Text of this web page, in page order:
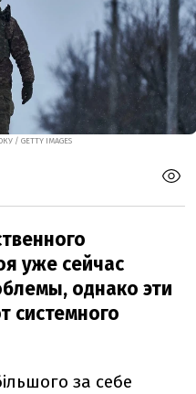
/ GETTY IMAGES
уже сейчас
однако эти
системного
за себе